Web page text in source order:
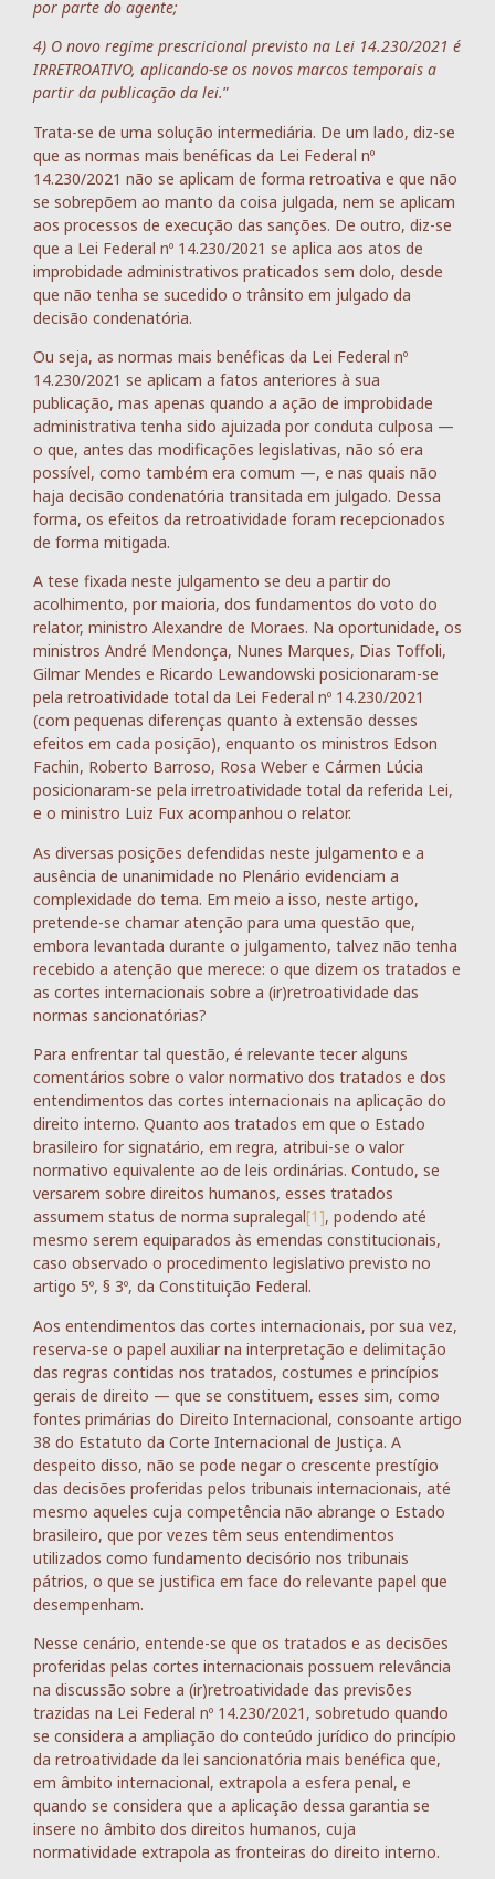
por parte do agente;
4) O novo regime prescricional previsto na Lei 14.230/2021 é
IRRETROATIVO, aplicando-se os novos marcos temporais a
partir da publicação da lei.”
Trata-se de uma solução intermediária. De um lado, diz-se
que as normas mais benéficas da Lei Federal nº
14.230/2021 não se aplicam de forma retroativa e que não
se sobrepõem ao manto da coisa julgada, nem se aplicam
aos processos de execução das sanções. De outro, diz-se
que a Lei Federal nº 14.230/2021 se aplica aos atos de
improbidade administrativos praticados sem dolo, desde
que não tenha se sucedido o trânsito em julgado da
decisão condenatória.
Ou seja, as normas mais benéficas da Lei Federal nº
14.230/2021 se aplicam a fatos anteriores à sua
publicação, mas apenas quando a ação de improbidade
administrativa tenha sido ajuizada por conduta culposa —
o que, antes das modificações legislativas, não só era
possível, como também era comum —, e nas quais não
haja decisão condenatória transitada em julgado. Dessa
forma, os efeitos da retroatividade foram recepcionados
de forma mitigada.
A tese fixada neste julgamento se deu a partir do
acolhimento, por maioria, dos fundamentos do voto do
relator, ministro Alexandre de Moraes. Na oportunidade, os
ministros André Mendonça, Nunes Marques, Dias Toffoli,
Gilmar Mendes e Ricardo Lewandowski posicionaram-se
pela retroatividade total da Lei Federal nº 14.230/2021
(com pequenas diferenças quanto à extensão desses
efeitos em cada posição), enquanto os ministros Edson
Fachin, Roberto Barroso, Rosa Weber e Cármen Lúcia
posicionaram-se pela irretroatividade total da referida Lei,
e o ministro Luiz Fux acompanhou o relator.
As diversas posições defendidas neste julgamento e a
ausência de unanimidade no Plenário evidenciam a
complexidade do tema. Em meio a isso, neste artigo,
pretende-se chamar atenção para uma questão que,
embora levantada durante o julgamento, talvez não tenha
recebido a atenção que merece: o que dizem os tratados e
as cortes internacionais sobre a (ir)retroatividade das
normas sancionatórias?
Para enfrentar tal questão, é relevante tecer alguns
comentários sobre o valor normativo dos tratados e dos
entendimentos das cortes internacionais na aplicação do
direito interno. Quanto aos tratados em que o Estado
brasileiro for signatário, em regra, atribui-se o valor
normativo equivalente ao de leis ordinárias. Contudo, se
versarem sobre direitos humanos, esses tratados
assumem status de norma supralegal[1], podendo até
mesmo serem equiparados às emendas constitucionais,
caso observado o procedimento legislativo previsto no
artigo 5º, § 3º, da Constituição Federal.
Aos entendimentos das cortes internacionais, por sua vez,
reserva-se o papel auxiliar na interpretação e delimitação
das regras contidas nos tratados, costumes e princípios
gerais de direito — que se constituem, esses sim, como
fontes primárias do Direito Internacional, consoante artigo
38 do Estatuto da Corte Internacional de Justiça. A
despeito disso, não se pode negar o crescente prestígio
das decisões proferidas pelos tribunais internacionais, até
mesmo aqueles cuja competência não abrange o Estado
brasileiro, que por vezes têm seus entendimentos
utilizados como fundamento decisório nos tribunais
pátrios, o que se justifica em face do relevante papel que
desempenham.
Nesse cenário, entende-se que os tratados e as decisões
proferidas pelas cortes internacionais possuem relevância
na discussão sobre a (ir)retroatividade das previsões
trazidas na Lei Federal nº 14.230/2021, sobretudo quando
se considera a ampliação do conteúdo jurídico do princípio
da retroatividade da lei sancionatória mais benéfica que,
em âmbito internacional, extrapola a esfera penal, e
quando se considera que a aplicação dessa garantia se
insere no âmbito dos direitos humanos, cuja
normatividade extrapola as fronteiras do direito interno.